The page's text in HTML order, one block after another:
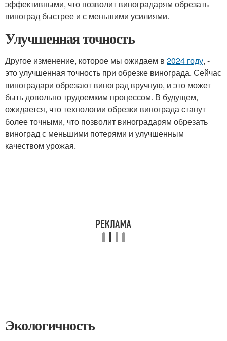
эффективными, что позволит виноградарям обрезать
виноград быстрее и с меньшими усилиями.
Улучшенная точность
Другое изменение, которое мы ожидаем в 2024 году, -
это улучшенная точность при обрезке винограда. Сейчас
виноградари обрезают виноград вручную, и это может
быть довольно трудоемким процессом. В будущем,
ожидается, что технологии обрезки винограда станут
более точными, что позволит виноградарям обрезать
виноград с меньшими потерями и улучшенным
качеством урожая.
Экологичность